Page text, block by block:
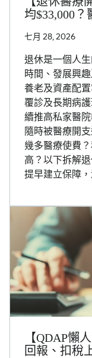
均$33,000
七月 28, 2026
退休是一個人
時間、發展興
養老及資產配
覆診及長期病
續推高私家醫
隨時被醫療開
幾多醫療使費
高？以下拆解
提早建立保障
【QDAP懶
回報、扣稅